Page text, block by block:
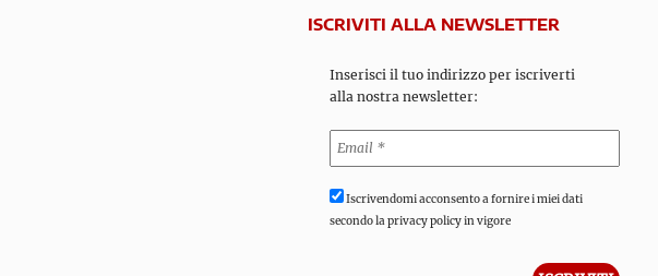
ISCRIVITI ALLA NEWSLETTER
Inserisci il tuo indirizzo per iscriverti
alla nostra newsletter:
Iscrivendomi acconsento a fornire i miei dati
secondo la privacy policy in vigore